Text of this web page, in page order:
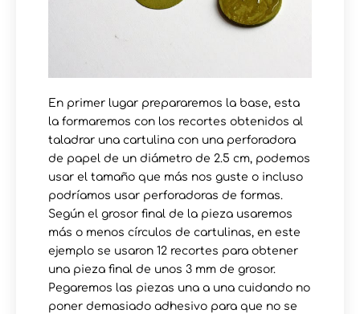
En primer lugar prepararemos la base, esta
la formaremos con los recortes obtenidos al
taladrar una cartulina con una perforadora
de papel de un diámetro de 2.5 cm, podemos
usar el tamaño que más nos guste o incluso
podríamos usar perforadoras de formas.
Según el grosor final de la pieza usaremos
más o menos círculos de cartulinas, en este
ejemplo se usaron 12 recortes para obtener
una pieza final de unos 3 mm de grosor.
Pegaremos las piezas una a una cuidando no
poner demasiado adhesivo para que no se